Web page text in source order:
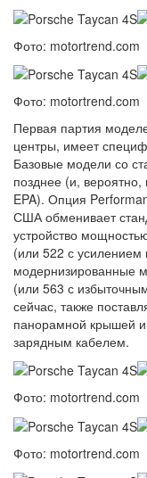
Фото: motortrend.com
Фото: motortrend.com
Первая партия
центры, имеет
Базовые модели со
позднее (и, вероятно,
EPA). Опция
США обменивает
устройство
(или 522 с усилением
модернизированные
(или 563 с
сейчас, также
панорамной крышей
зарядным кабелем.
Фото: motortrend.com
Фото: motortrend.com